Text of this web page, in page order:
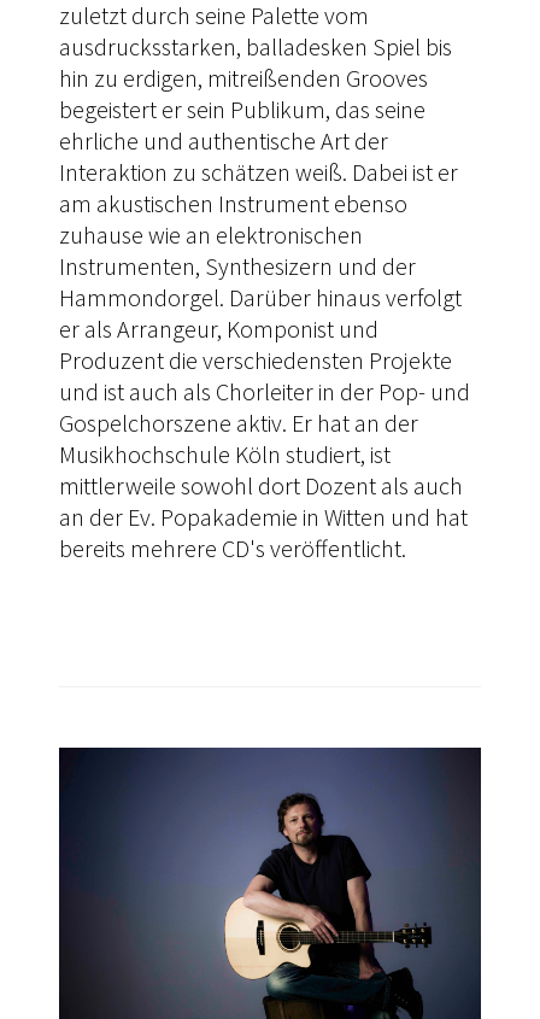
zuletzt durch seine Palette vom
ausdrucksstarken, balladesken Spiel bis
hin zu erdigen, mitreißenden Grooves
begeistert er sein Publikum, das seine
ehrliche und authentische Art der
Interaktion zu schätzen weiß. Dabei ist er
am akustischen Instrument ebenso
zuhause wie an elektronischen
Instrumenten, Synthesizern und der
Hammondorgel. Darüber hinaus verfolgt
er als Arrangeur, Komponist und
Produzent die verschiedensten Projekte
und ist auch als Chorleiter in der Pop- und
Gospelchorszene aktiv. Er hat an der
Musikhochschule Köln studiert, ist
mittlerweile sowohl dort Dozent als auch
an der Ev. Popakademie in Witten und hat
bereits mehrere CD's veröffentlicht.